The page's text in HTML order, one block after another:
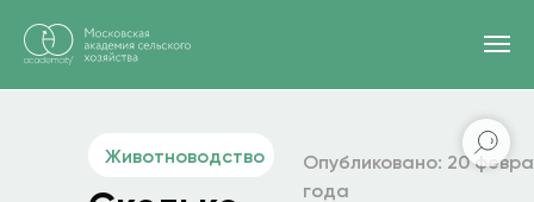
Главная / Блог
Чем зоотехник отличается от ветеринара
Животноводство
Опубликовано: 20
года